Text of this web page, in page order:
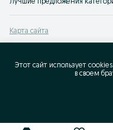
Карта сайта
Карта бизнес-страницы
Популярные запросы
Этот сайт использует
в своeм